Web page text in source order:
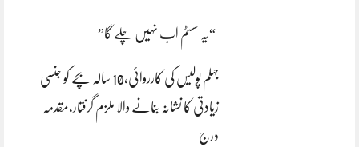
“یہ سسٹم اب نہیں چلے گا”
جہلم پولیس کی کارروائی،10 سالہ بچے کو جنسی
زیادتی کا نشانہ بنانے والا ملزم گرفتار،مقدمہ
درج